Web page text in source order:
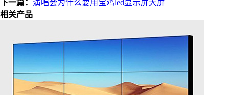
下一篇： 演唱会为什么要用宝鸡led显示屏大屏
相关产品